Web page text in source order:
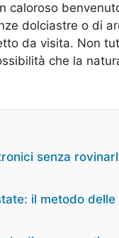
caloroso
dolciastre o di
da visita. Non
che la
senza
il metodo